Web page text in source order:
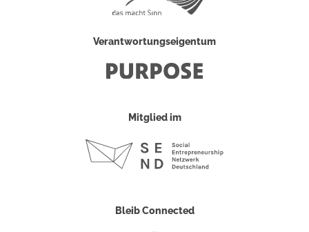
Verantwortungseigentum
Mitglied im
Bleib Connected